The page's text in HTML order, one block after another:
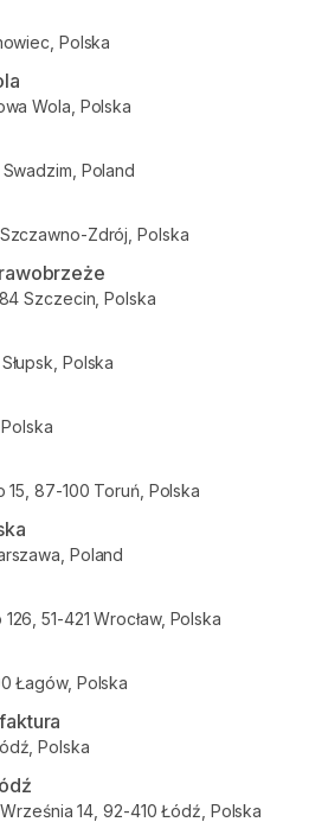
Polska
Wola, Polska
Poland
Zdrój, Polska
Szczecin, Polska
Polska
15, 87-100 Toruń, Polska
Poland
51-421 Wrocław, Polska
Łagów, Polska
Polska
14, 92-410 Łódź, Polska